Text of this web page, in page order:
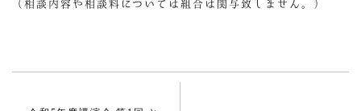
（相談内容や相談料については組合は関与致しません。）